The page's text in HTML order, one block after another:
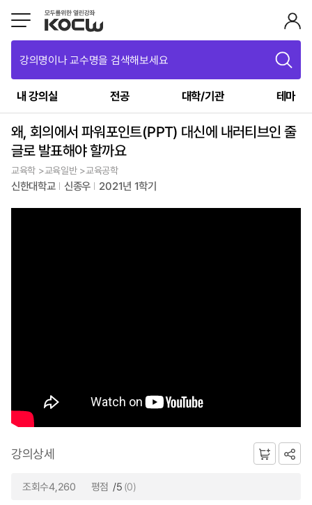
강의명이나 교수명을 검색해보세요
내 강의실 전공 대학/기관 테마
왜, 회의에서 파워포인트(PPT) 대신에 내러티브인 줄
글로 발표해야 할까요
교육학 >교육일반 >교육공학
신한대학교 신종우 2021년 1학기
강의상세
조회수4,260 평점 /5 (0)